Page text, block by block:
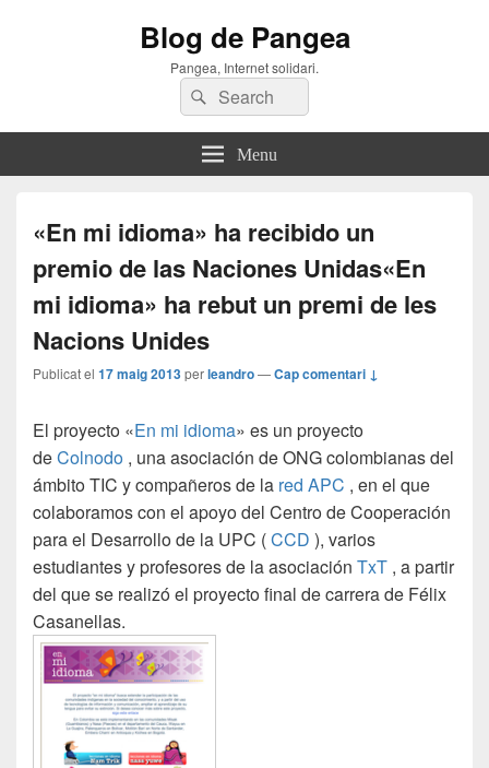
Blog de Pangea
Pangea, Internet solidari.
Search
for:
Search
Menu
«En mi idioma» ha recibido un
premio de las Naciones Unidas«En
mi idioma» ha rebut un premi de les
Nacions Unides
Publicat el 17 maig 2013perleandro—Cap comentari ↓
El proyecto «En mi idioma» es un proyecto
deColnodo , una asociación de ONG colombianas del
ámbito TIC y compañeros de la red APC , en el que
colaboramos con el apoyo del Centro de Cooperación
para el Desarrollo de la UPC (CCD ), varios
estudiantes y profesores de la asociación TxT , a partir
del que se realizó el proyecto final de carrera de Félix
Casanellas.